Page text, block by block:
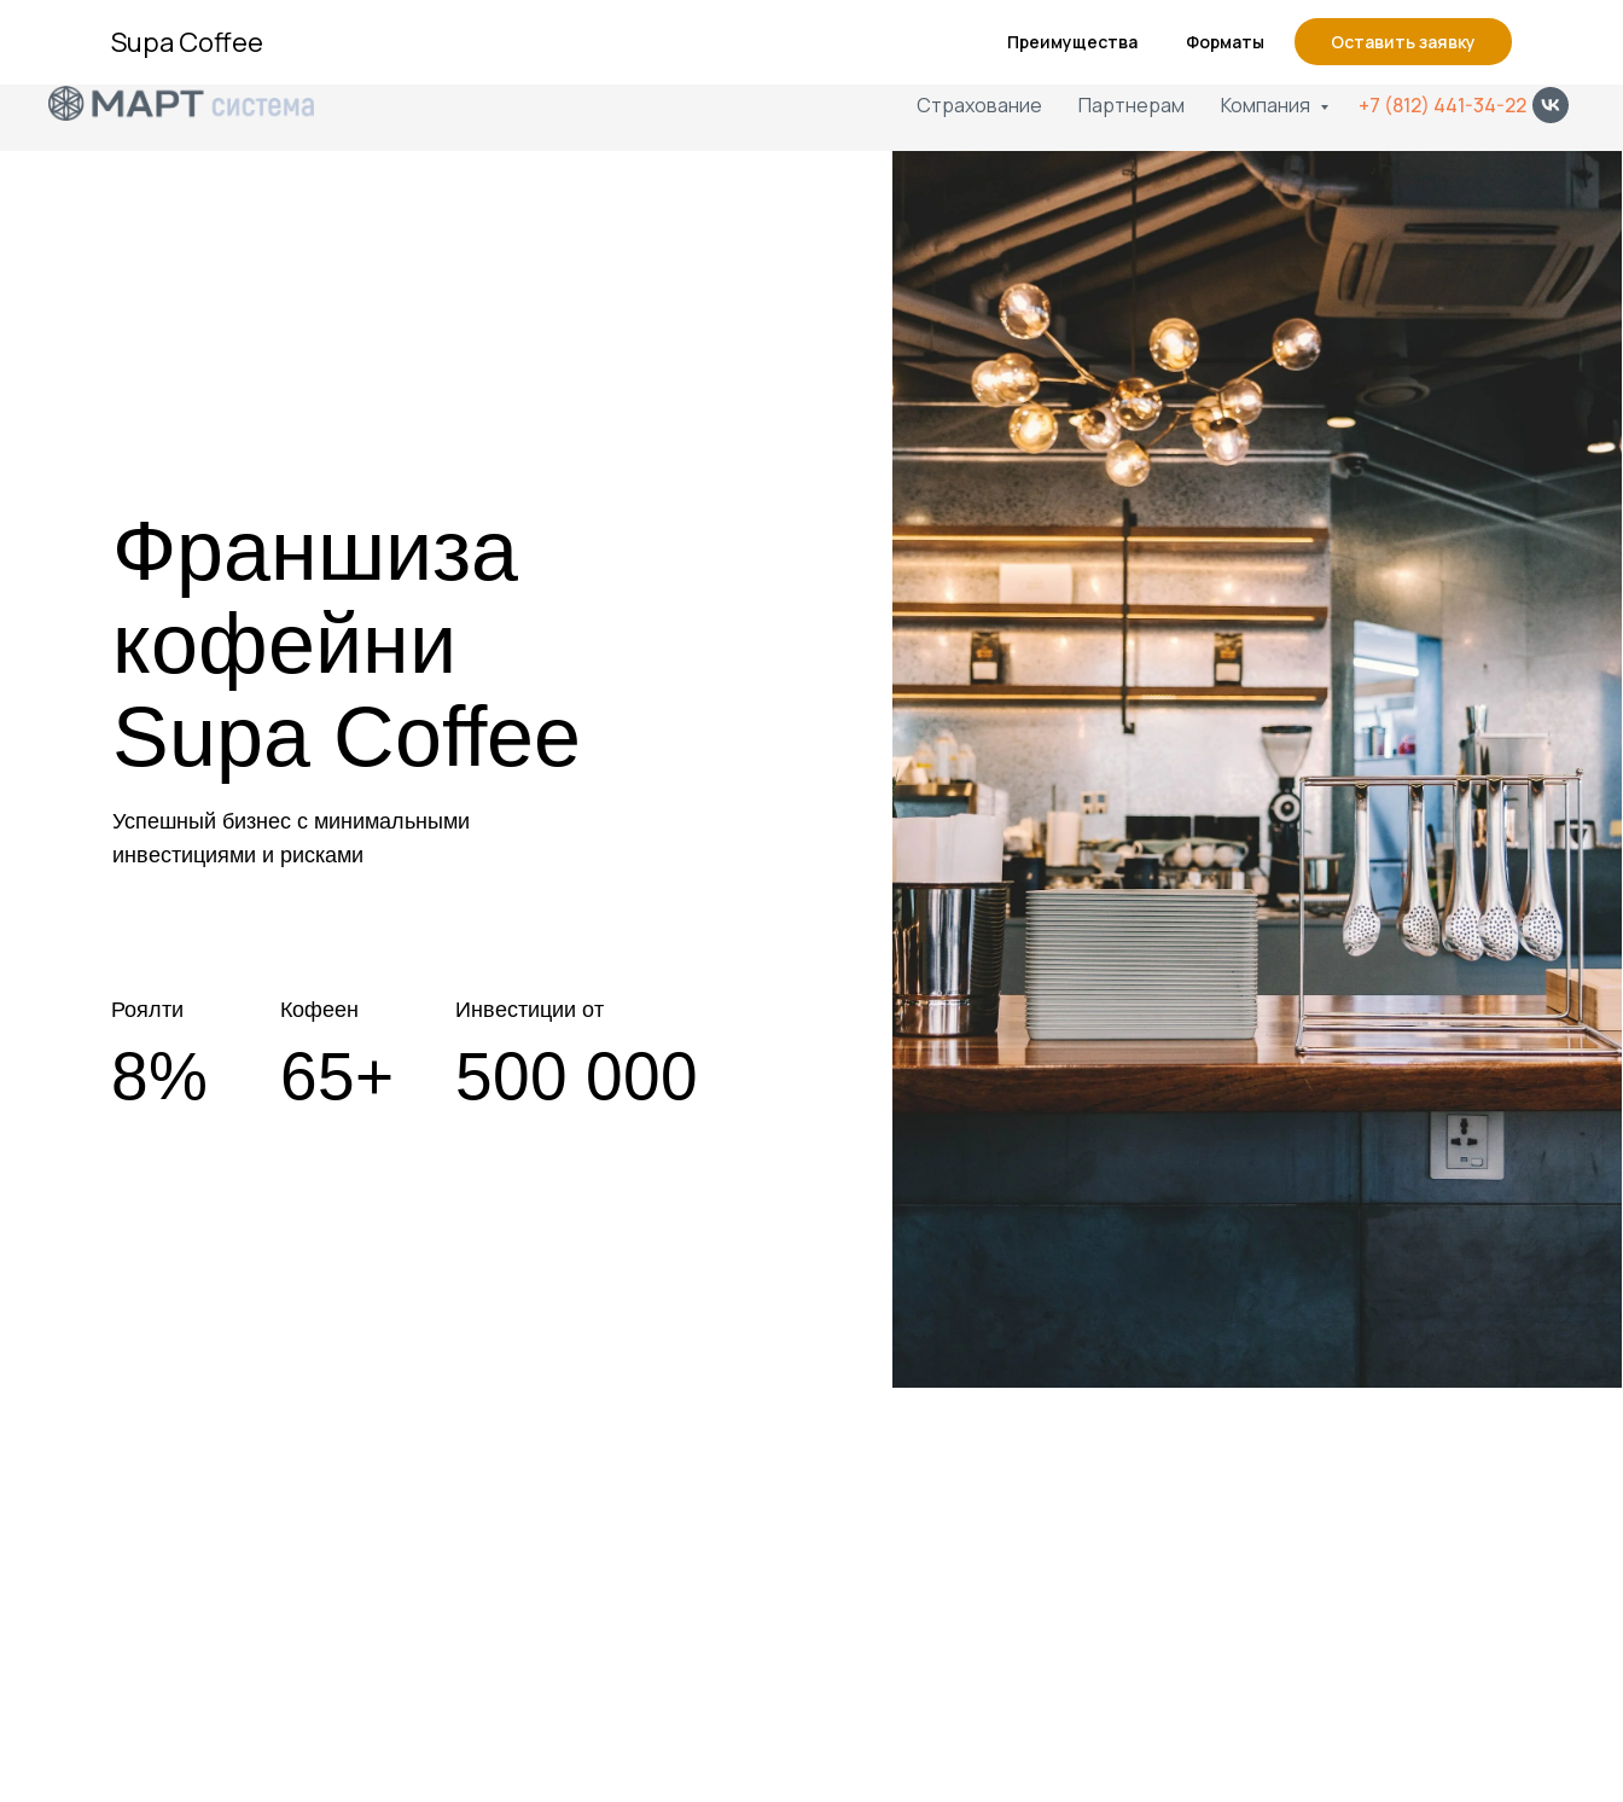
Для физических лиц
Страхование Партнерам Компания +7 (812) 441-34-22
Supa Coffee Преимущества Форматы Оставить заявку
Франшиза
кофейни
Supa Coffee
Успешный бизнес с минимальными
инвестициями и рисками
8%
Роялти
65+
Кофеен
500 000
Инвестиции от